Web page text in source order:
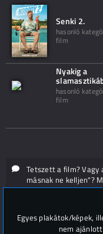
Senki 2.
hasonló
film
Nyakig a
hasonló
film
Tetszett a film? Vagy
másnak ne kelljen"?
Egyes plakátok/képek,
nem